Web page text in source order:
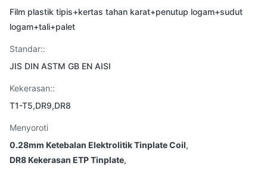
Film plastik tipis+kertas tahan karat+penutup logam+sudut
logam+tali+palet
Standar::
JIS DIN ASTM GB EN AISI
Kekerasan::
T1-T5,DR9,DR8
Menyoroti
0.28mm Ketebalan Elektrolitik Tinplate Coil,
DR8 Kekerasan ETP Tinplate,